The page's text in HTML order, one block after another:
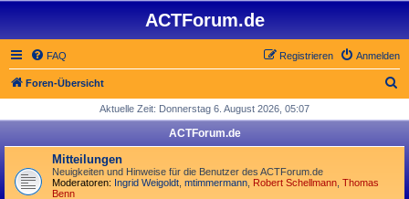
ACTForum.de
FAQ Anmelden
Registrieren
Foren-Übersicht
h
Aktuelle Zeit: Donnerstag 6. August 2026, 05:07
ACTForum.de
Mitteilungen
Neuigkeiten und Hinweise für die Benutzer des ACTForum.de
Moderatoren: Ingrid Weigoldt mtimmermann Robert Schellmann Thomas
Benn